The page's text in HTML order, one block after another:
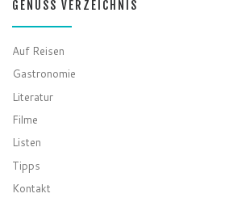
GENUSS VERZEICHNIS
Auf Reisen
Gastronomie
Literatur
Filme
Listen
Tipps
Kontakt